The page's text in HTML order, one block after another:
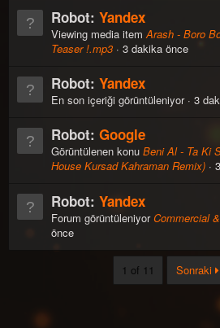
Robot: Yandex
Viewing media item Arash - Boro
Teaser !.mp3
3 dakika önce
Robot: Yandex
En son içeriği görüntüleniyor 3
Robot: Google
Görüntülenen konu Beni Al - Ta Ki
House Kursad Kahraman Remix)
Robot: Yandex
Forum görüntüleniyorCommercial
önce
1 of 11 Sonraki